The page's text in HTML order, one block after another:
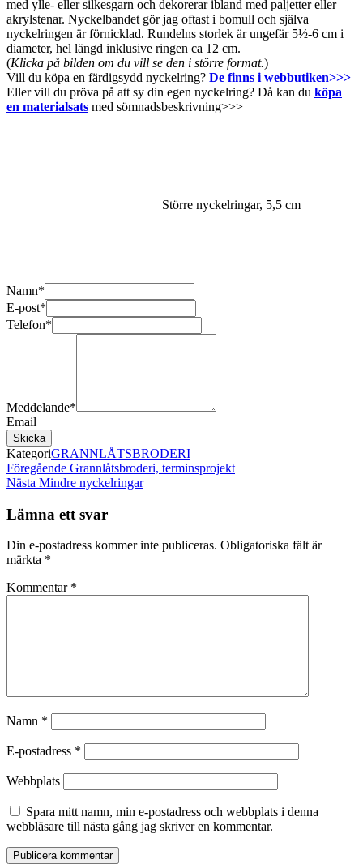
med ylle- eller silkesgarn och dekorerar ibland med paljetter eller
akrylstenar. Nyckelbandet gör jag oftast i bomull och själva
nyckelringen är förnicklad. Rundelns storlek är ungefär 5½-6 cm i
diameter, hel längd inklusive ringen ca 12 cm.
(Klicka på bilden om du vill se den i större format.)
Vill du köpa en färdigsydd nyckelring? De finns i webbutiken>>>
Eller vill du pröva på att sy din egen nyckelring? Då kan du köpa
en materialsats med sömnadsbeskrivning>>>
Större nyckelringar, 5,5 cm
Namn*
E-post*
Telefon*
Meddelande*
Email
Skicka
KategoriGRANNLÅTSBRODERI
Inläggsnavigering
Föregående
inlägg
Föregående Grannlåtsbroderi, terminsprojekt
Nästa
Nästa Mindre nyckelringar
Lämna ett svar
Din e-postadress kommer inte publiceras. Obligatoriska fält är
märkta *
Kommentar *
Namn *
E-postadress *
Webbplats
Spara mitt namn, min e-postadress och webbplats i denna
webbläsare till nästa gång jag skriver en kommentar.